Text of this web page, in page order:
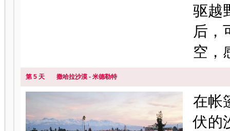
驱越
后，
空，
第 5 天 撒哈拉沙漠 - 米德勒特
在帐
伏的